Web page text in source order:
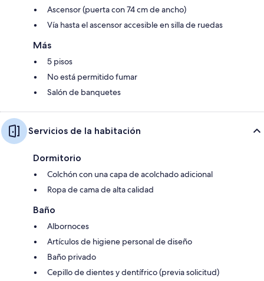
Ascensor (puerta con 74 cm de ancho)
Vía hasta el ascensor accesible en silla de ruedas
Más
5 pisos
No está permitido fumar
Salón de banquetes
Servicios de la habitación
Dormitorio
Colchón con una capa de acolchado adicional
Ropa de cama de alta calidad
Baño
Albornoces
Artículos de higiene personal de diseño
Baño privado
Cepillo de dientes y dentífrico (previa solicitud)